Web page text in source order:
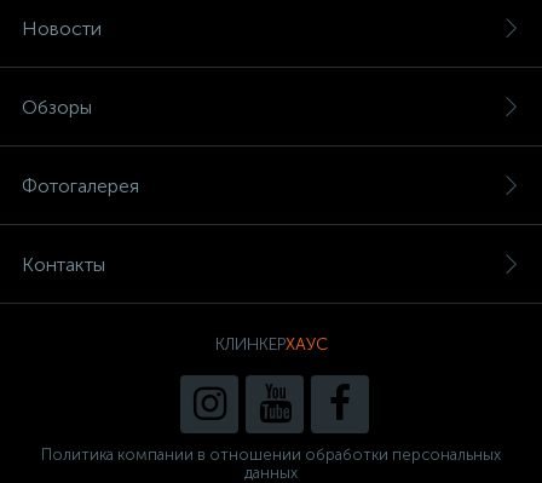
Новости
Обзоры
Фотогалерея
Контакты
КЛИНКЕРХАУС
Политика компании в отношении обработки персональных
данных